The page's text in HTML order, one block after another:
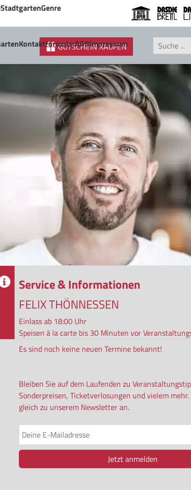
StadtgartenGenre
KontaktformularAGBImpressum
GUTSCHEIN KAUFEN
Thoennessen GmbH
Service & Informationen
FELIX THÖNNESSEN
Einlass ab 18:00 Uhr
Speisen à la carte bis 30 Minuten vor
Es sind noch keine neuen Termine bekannt!
Bleiben Sie auf dem Laufenden zu
Sonderpreisen, Ticketverlosungen und vielem
gleich zu unserem Newsletter an.